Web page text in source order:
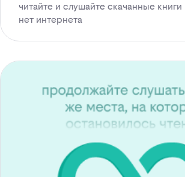
читайте и слушайте скачанные
нет интернета